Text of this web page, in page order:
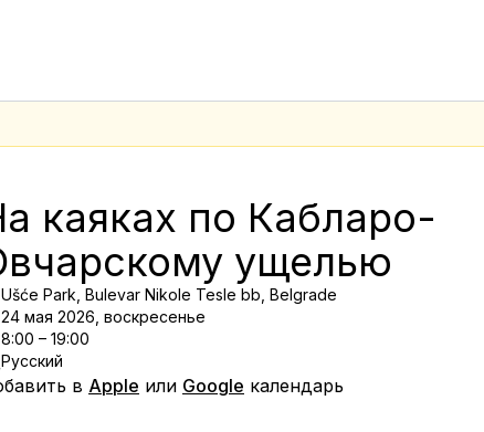
каяках по Кабларо-
ущелью
Ušće Park, Bulevar Nikole Tesle bb, Belgrade
24 мая 2026, воскресенье
8:00 – 19:00
Русский
в Apple или Google календарь